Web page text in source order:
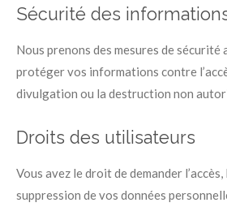
Sécurité des
Nous prenons des mesures de
protéger vos informations contre
divulgation ou la destruction non
Droits des utilisateurs
Vous avez le droit de demander
suppression de vos données